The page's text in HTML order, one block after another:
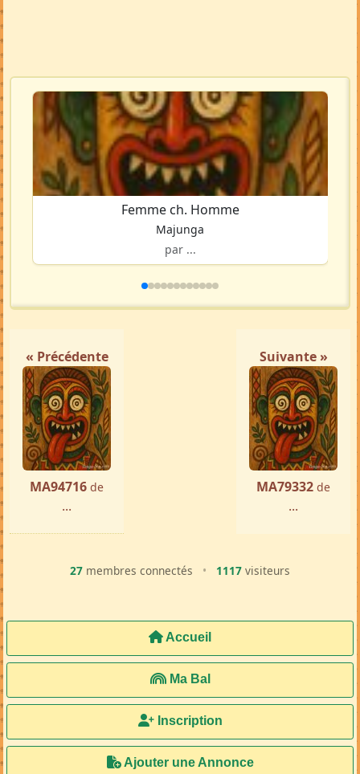
Femme ch. Homme
Majunga
par ...
« Précédente
MA94716 de
...
Suivante »
MA79332 de
...
27 membres connectés • 1117 visiteurs
Accueil
Ma Bal
Inscription
Ajouter une Annonce